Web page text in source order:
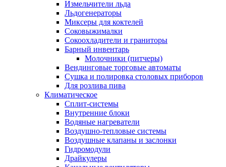
Измельчители льда
Льдогенераторы
Миксеры для коктелей
Соковыжималки
Сокоохладители и граниторы
Барный инвентарь
Молочники (питчеры)
Вендинговые торговые автоматы
Сушка и полировка столовых приборов
Для розлива пива
Климатическое
Сплит-системы
Внутренние блоки
Водяные нагреватели
Воздушно-тепловые системы
Воздушные клапаны и заслонки
Гидромодули
Драйкулеры